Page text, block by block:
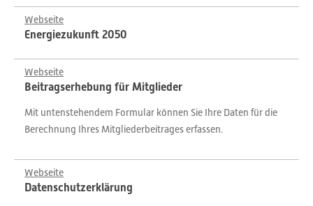
Webseite
Energiezukunft 2050
Webseite
Beitragserhebung für Mitglieder
Mit untenstehendem Formular können Sie Ihre Daten für die
Berechnung Ihres Mitgliederbeitrages erfassen.
Webseite
Datenschutzerklärung